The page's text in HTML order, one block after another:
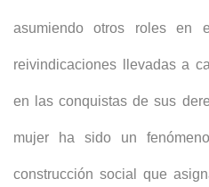
asumiendo otros roles en
reivindicaciones llevadas a
en las conquistas de sus
mujer ha sido un
construcción social que